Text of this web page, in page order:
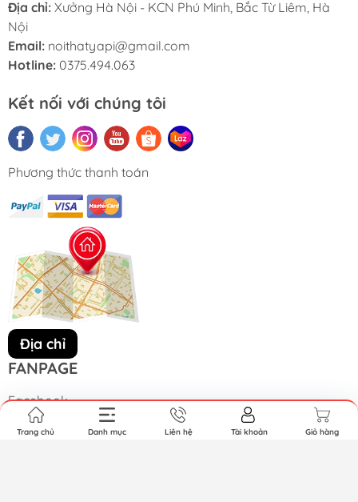
Địa chỉ: Xưởng Hà Nội - KCN Phú Minh, Bắc Từ Liêm, Hà
Nội
Email: noithatyapi@gmail.com
Hotline: 0375.494.063
Kết nối với chúng tôi
Phương thức thanh toán
Địa chỉ
FANPAGE
Facebook
Trang chủ Danh mục Liên hệ Tài khoản Giỏ hàng